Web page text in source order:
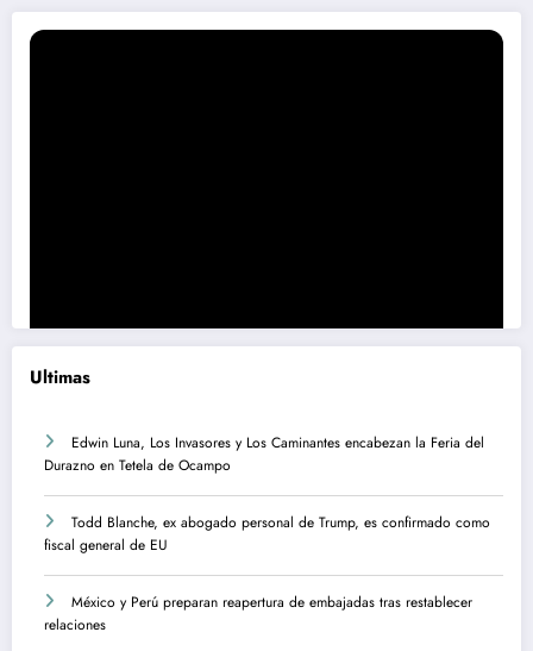
Ultimas
Edwin Luna, Los Invasores y Los Caminantes encabezan la Feria del
Durazno en Tetela de Ocampo
Todd Blanche, ex abogado personal de Trump, es confirmado como
fiscal general de EU
México y Perú preparan reapertura de embajadas tras restablecer
relaciones